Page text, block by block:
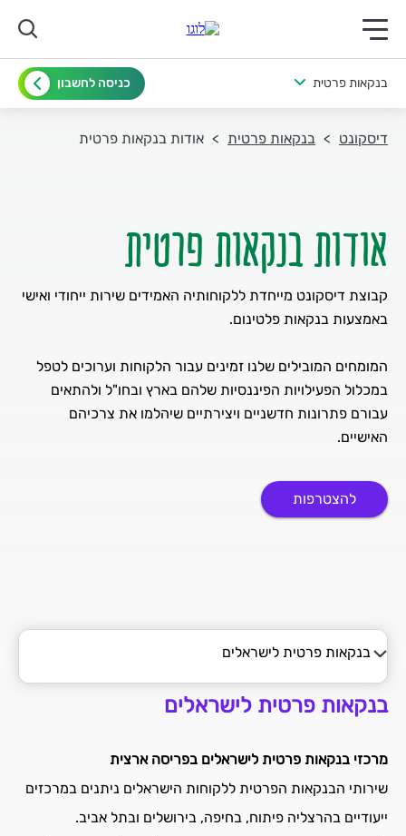
תפריט ראשי לנייד
בנקאות פרטית כניסה לחשבון
דיסקונט בנקאות פרטית אודות בנקאות פרטית
אודות בנקאות פרטית
קבוצת דיסקונט מייחדת ללקוחותיה האמידים שירות ייחודי ואישי
המומחים המובילים שלנו זמינים עבור הלקוחות וערוכים לטפל
במכלול הפעילויות הפיננסיות שלהם בארץ ובחו"ל ולהתאים
עבורם פתרונות חדשניים ויצירתיים שיהלמו את צרכיהם
האישיים.
להצטרפות
בנקאות פרטית לישראלים
בנקאות פרטית לישראלים
בנקאות פרטית לתושבי חוץ
הצטרפות לבנקאות הפרטית
בנקאות פרטית לישראלים
מרכזי בנקאות פרטית לישראלים בפריסה ארצית
שירותי הבנקאות הפרטית ללקוחות הישראלים ניתנים במרכזים
ייעודיים בהרצליה פיתוח, בחיפה, בירושלים ובתל אביב.